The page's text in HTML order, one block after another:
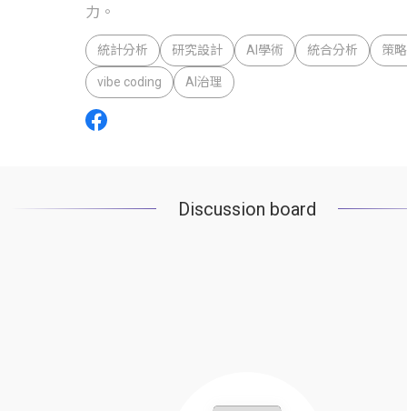
力。
統計分析 研究設計 AI學術 統合分析 策
vibe coding AI治理
Discussion board